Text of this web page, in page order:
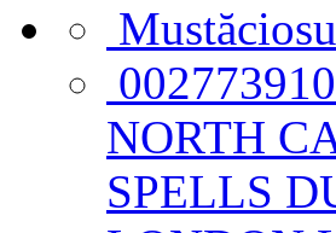
NORTH
SPELLS